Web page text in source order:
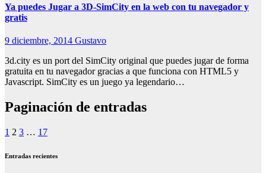
Ya puedes Jugar a 3D-SimCity en la web con tu navegador y
gratis
9 diciembre, 2014 Gustavo
3d.city es un port del SimCity original que puedes jugar de forma
gratuita en tu navegador gracias a que funciona con HTML5 y
Javascript. SimCity es un juego ya legendario…
Paginación de entradas
1 2 3 … 17
Entradas recientes